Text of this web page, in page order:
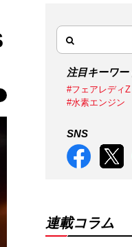
注目キーワー
#フェアレディZ
#水素エンジン
SNS
連載コラム